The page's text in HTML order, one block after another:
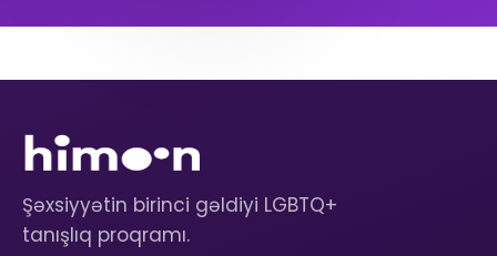
Şəxsiyyətin birinci gəldiyi LGBTQ+
tanışlıq proqramı.